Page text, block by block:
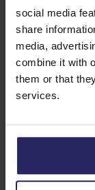
social media
share
media,
combine it with
them or that
services.
Routen 6-
Tag 1 -
Tag 2 -
Tag 4 -